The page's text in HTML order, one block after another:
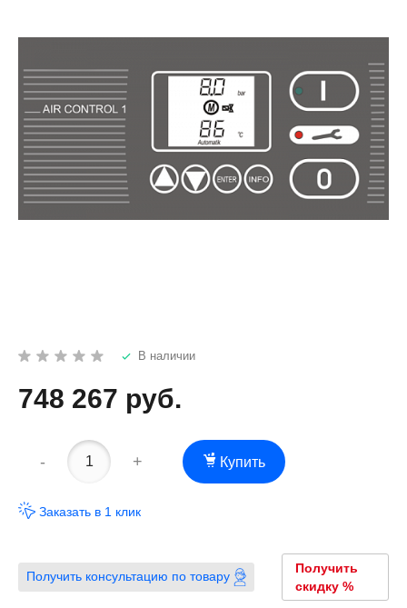
В наличии
748 267 руб.
- + Купить
Заказать в 1 клик
Получить консультацию по товару
Получить
скидку %